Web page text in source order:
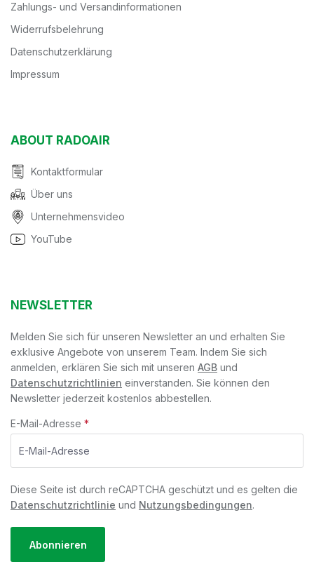
Zahlungs- und Versandinformationen
Widerrufsbelehrung
Datenschutzerklärung
Impressum
ABOUT RADOAIR
Kontaktformular
Über uns
Unternehmensvideo
YouTube
NEWSLETTER
Melden Sie sich für unseren Newsletter an und erhalten Sie
exklusive Angebote von unserem Team. Indem Sie sich
anmelden, erklären Sie sich mit unseren AGB und
Datenschutzrichtlinien einverstanden. Sie können den
Newsletter jederzeit kostenlos abbestellen.
E-Mail-Adresse *
Diese Seite ist durch reCAPTCHA geschützt und es gelten die
Datenschutzrichtlinie und Nutzungsbedingungen.
Abonnieren